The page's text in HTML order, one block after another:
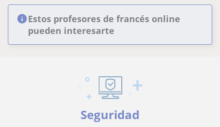
Estos profesores de francés online
pueden interesarte
Seguridad